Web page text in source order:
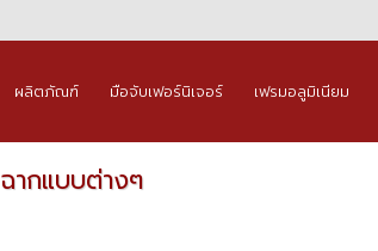
ผลิตภัณฑ์ มือจับเฟอร์นิเจอร์ เฟรมอลูมิเนียม
ฉากแบบต่างๆ